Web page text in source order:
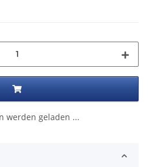
werden geladen ...